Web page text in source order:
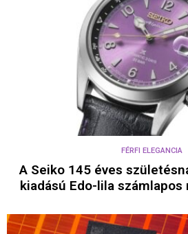
FÉRFI ELEGANCIA
A Seiko 145 éves
kiadású Edo-lila